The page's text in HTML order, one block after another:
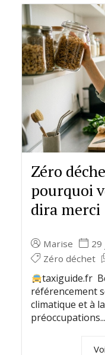
Zéro
pourquoi
dira merci
Marise 29
Zéro déchet
taxiguide.fr
référencement
climatique et à
préoccupations...